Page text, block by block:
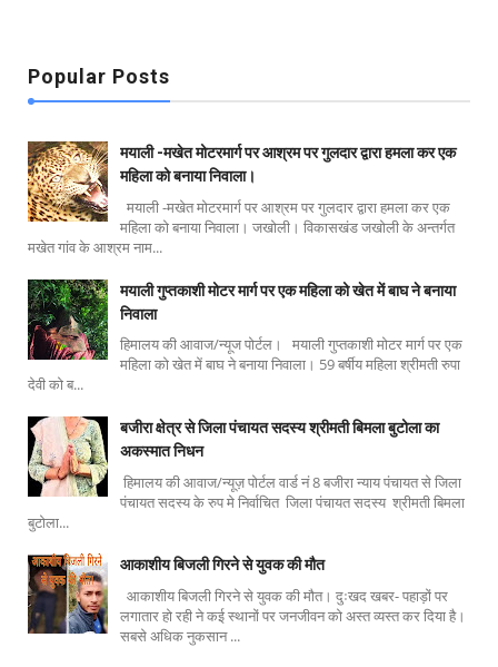
Popular Posts
मयाली -मखेत मोटरमार्ग पर आश्रम पर गुलदार द्वारा हमला कर एक
महिला को बनाया निवाला।
मयाली -मखेत मोटरमार्ग पर आश्रम पर गुलदार द्वारा हमला कर एक
महिला को बनाया निवाला। जखोली। विकासखंड जखोली के अन्तर्गत
मखेत गांव के आश्रम नाम...
मयाली गुप्तकाशी मोटर मार्ग पर एक महिला को खेत में बाघ ने बनाया
निवाला
हिमालय की आवाज/न्यूज पोर्टल। मयाली गुप्तकाशी मोटर मार्ग पर एक
महिला को खेत में बाघ ने बनाया निवाला। 59 बर्षीय महिला श्रीमती रुपा
देवी को ब...
बजीरा क्षेत्र से जिला पंचायत सदस्य श्रीमती बिमला बुटोला का
अकस्मात निधन
हिमालय की आवाज/न्यूज़ पोर्टल वार्ड नं 8 बजीरा न्याय पंचायत से जिला
पंचायत सदस्य के रुप मे निर्वाचित जिला पंचायत सदस्य श्रीमती बिमला
बुटोला...
आकाशीय बिजली गिरने से युवक की मौत
आकाशीय बिजली गिरने से युवक की मौत। दुःखद खबर- पहाड़ों पर
लगातार हो रही ने कई स्थानों पर जनजीवन को अस्त व्यस्त कर दिया है।
सबसे अधिक नुकसान ...